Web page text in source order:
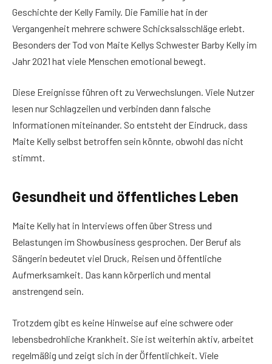
Geschichte der Kelly Family. Die Familie hat in der
Vergangenheit mehrere schwere Schicksalsschläge erlebt.
Besonders der Tod von Maite Kellys Schwester Barby Kelly im
Jahr 2021 hat viele Menschen emotional bewegt.
Diese Ereignisse führen oft zu Verwechslungen. Viele Nutzer
lesen nur Schlagzeilen und verbinden dann falsche
Informationen miteinander. So entsteht der Eindruck, dass
Maite Kelly selbst betroffen sein könnte, obwohl das nicht
stimmt.
Gesundheit und öffentliches Leben
Maite Kelly hat in Interviews offen über Stress und
Belastungen im Showbusiness gesprochen. Der Beruf als
Sängerin bedeutet viel Druck, Reisen und öffentliche
Aufmerksamkeit. Das kann körperlich und mental
anstrengend sein.
Trotzdem gibt es keine Hinweise auf eine schwere oder
lebensbedrohliche Krankheit. Sie ist weiterhin aktiv, arbeitet
regelmäßig und zeigt sich in der Öffentlichkeit. Viele